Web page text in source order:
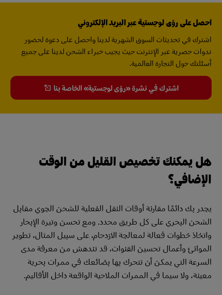
احصل على رؤى لوجستية عبر البريد الإلكتروني
اشترك في تحديثات السوق الشهرية لدينا واحصل على دعوة لحضور
ندوات حصرية عبر الإنترنت حيث يجيب خبراء الشحن لدينا على جميع
أسئلتك حول التجارة العالمية.
اشترك في نشرة «رؤى لوجستية» الخاصة بنا
هل يمكنك تخصيص القليل من الوقت
الإضافي؟
يجدر بك دائمًا مقارنة أوقات النقل الفعلية للشحن الجوي مقابل
الشحن البحري على كل طريق محدد. ومع تحسن وتيرة الإبحار
واتخاذ خطوات فعالة لمعالجة الازدحام، على سبيل المثال، تطوير
الموانئ وأعمال تحسين القنوات، قد تندهش من معرفة مدى
السرعة التي يمكن أن تتحرك بها بضائعك في ممرات بحرية
معينة، ولا سيما في الممرات الملاحية الواقعة داخل الأقاليم.